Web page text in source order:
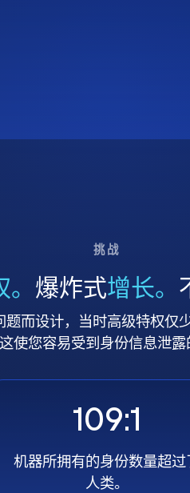
挑战
爆炸式增长。
而设计，当时高级特权仅
使您容易受到身份信息泄露
109:1
机器所拥有的身份数量超过
人类。